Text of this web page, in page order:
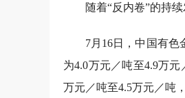
随着“反内卷”的持
7月16日，中国有
为4.0万元／吨至4.9万
万元／吨至4.5万元／吨